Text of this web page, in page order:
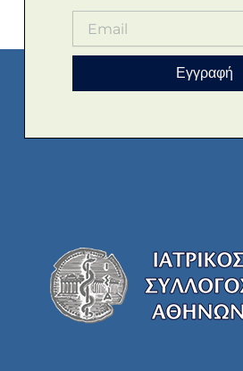
Εγγραφή